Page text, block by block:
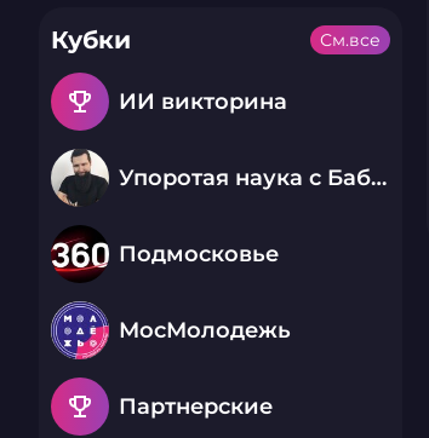
Кубки
emoji_events ИИ викторина
Упоротая наука с Бабаем Лютым
Подмосковье
МосМолодежь
emoji_events Партнерские
См.все